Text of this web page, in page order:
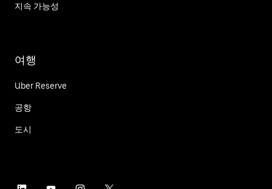
지속 가능성
여행
Uber Reserve
공항
도시